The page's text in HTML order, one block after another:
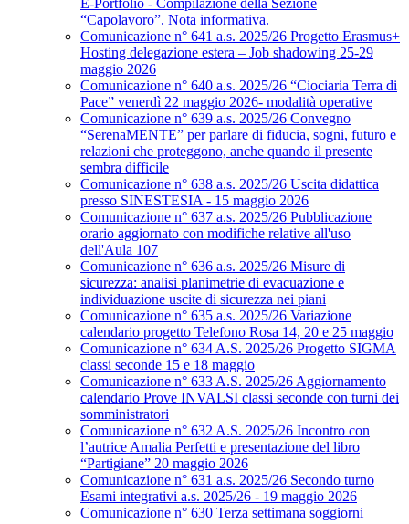
E-Portfolio - Compilazione della Sezione
“Capolavoro”. Nota informativa.
Comunicazione n° 641 a.s. 2025/26 Progetto Erasmus+
Hosting delegazione estera – Job shadowing 25-29
maggio 2026
Comunicazione n° 640 a.s. 2025/26 “Ciociaria Terra di
Pace” venerdì 22 maggio 2026- modalità operative
Comunicazione n° 639 a.s. 2025/26 Convegno
“SerenaMENTE” per parlare di fiducia, sogni, futuro e
relazioni che proteggono, anche quando il presente
sembra difficile
Comunicazione n° 638 a.s. 2025/26 Uscita didattica
presso SINESTESIA - 15 maggio 2026
Comunicazione n° 637 a.s. 2025/26 Pubblicazione
orario aggiornato con modifiche relative all'uso
dell'Aula 107
Comunicazione n° 636 a.s. 2025/26 Misure di
sicurezza: analisi planimetrie di evacuazione e
individuazione uscite di sicurezza nei piani
Comunicazione n° 635 a.s. 2025/26 Variazione
calendario progetto Telefono Rosa 14, 20 e 25 maggio
Comunicazione n° 634 A.S. 2025/26 Progetto SIGMA
classi seconde 15 e 18 maggio
Comunicazione n° 633 A.S. 2025/26 Aggiornamento
calendario Prove INVALSI classi seconde con turni dei
somministratori
Comunicazione n° 632 A.S. 2025/26 Incontro con
l’autrice Amalia Perfetti e presentazione del libro
“Partigiane” 20 maggio 2026
Comunicazione n° 631 a.s. 2025/26 Secondo turno
Esami integrativi a.s. 2025/26 - 19 maggio 2026
Comunicazione n° 630 Terza settimana soggiorni